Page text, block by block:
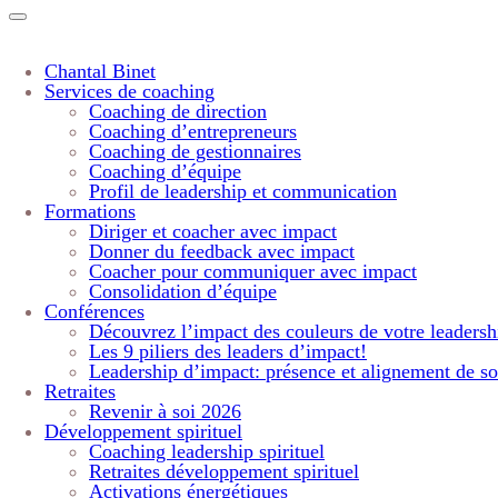
Chantal Binet
Services de coaching
Coaching de direction
Coaching d’entrepreneurs
Coaching de gestionnaires
Coaching d’équipe
Profil de leadership et communication
Formations
Diriger et coacher avec impact
Donner du feedback avec impact
Coacher pour communiquer avec impact
Consolidation d’équipe
Conférences
Découvrez l’impact des couleurs de votre
Les 9 piliers des leaders d’impact!
Leadership d’impact: présence et alignement de
Retraites
Revenir à soi 2026
Développement spirituel
Coaching leadership spirituel
Retraites développement spirituel
Activations énergétiques